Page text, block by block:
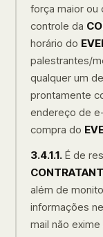
força maior ou
controle da
horário do
palestrantes/
qualquer um
prontamente
endereço de
compra do
3.4.1.1. É de
além de
informações
mail não exime